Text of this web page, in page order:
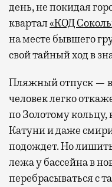
день, не покидая
квартал«КОД
на месте бывшего
свой тайный ход в
Пляжный отпуск —
человек легко
по Золотому кольцу,
Катуни и даже
подождет. Но
лежа у бассейна в
перебрасываться с